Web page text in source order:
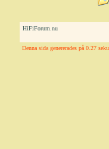
HiFiForum.nu
Denna sida genererades på 0.27